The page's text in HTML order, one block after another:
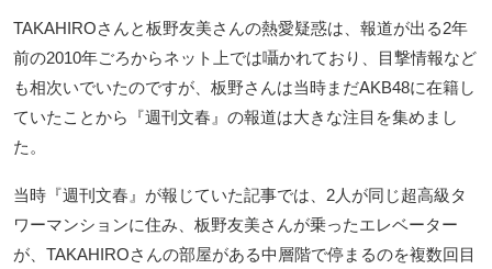
TAKAHIROさんと板野友美さんの熱愛疑惑は、報道が出る2年
前の2010年ごろからネット上では囁かれており、目撃情報など
も相次いでいたのですが、板野さんは当時まだAKB48に在籍し
ていたことから『週刊文春』の報道は大きな注目を集めまし
た。
当時『週刊文春』が報じていた記事では、2人が同じ超高級タ
ワーマンションに住み、板野友美さんが乗ったエレベーター
が、TAKAHIROさんの部屋がある中層階で停まるのを複数回目